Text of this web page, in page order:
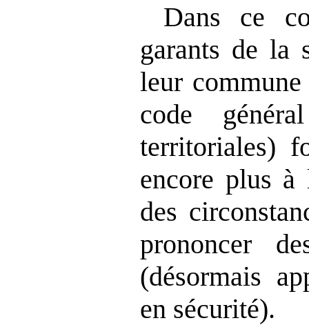
Dans ce
garants de la
leur
code
territoriales)
encore plus à
des
prononcer
(désormais
en sécurité).